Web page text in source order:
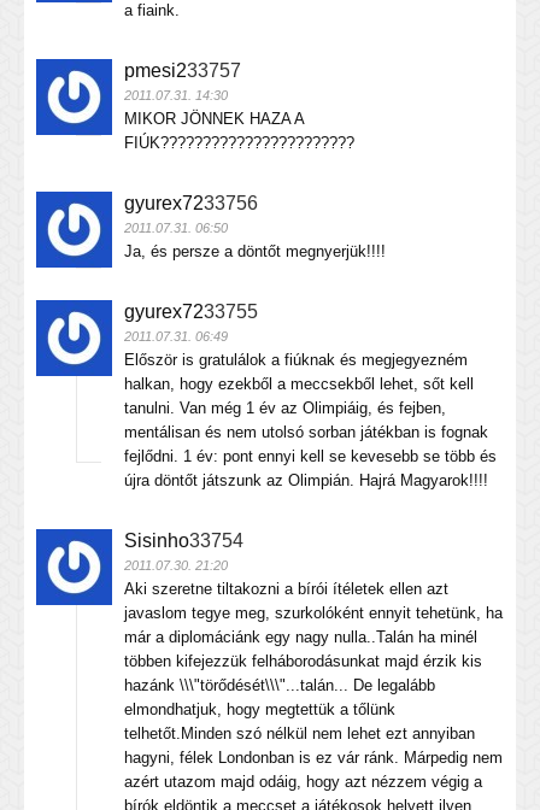
a fiaink.
pmesi233757
2011.07.31. 14:30
MIKOR JÖNNEK HAZA A
FIÚK???????????????????????
gyurex7233756
2011.07.31. 06:50
Ja, és persze a döntőt megnyerjük!!!!
gyurex7233755
2011.07.31. 06:49
Először is gratulálok a fiúknak és megjegyezném
halkan, hogy ezekből a meccsekből lehet, sőt kell
tanulni. Van még 1 év az Olimpiáig, és fejben,
mentálisan és nem utolsó sorban játékban is fognak
fejlődni. 1 év: pont ennyi kell se kevesebb se több és
újra döntőt játszunk az Olimpián. Hajrá Magyarok!!!!
Sisinho33754
2011.07.30. 21:20
Aki szeretne tiltakozni a bírói ítéletek ellen azt
javaslom tegye meg, szurkolóként ennyit tehetünk, ha
már a diplomáciánk egy nagy nulla..Talán ha minél
többen kifejezzük felháborodásunkat majd érzik kis
hazánk \\\"törődését\\\"...talán... De legalább
elmondhatjuk, hogy megtettük a tőlünk
telhetőt.Minden szó nélkül nem lehet ezt annyiban
hagyni, félek Londonban is ez vár ránk. Márpedig nem
azért utazom majd odáig, hogy azt nézzem végig a
bírók eldöntik a meccset a játékosok helyett ilyen